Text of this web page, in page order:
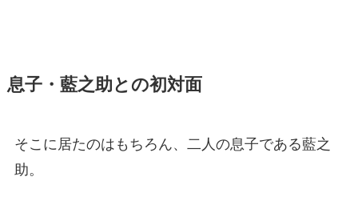
息子・藍之助との初対面
そこに居たのはもちろん、二人の息子である藍之
助。